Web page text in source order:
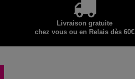
Livraison gratuite
chez vous ou en Relais dès 60€